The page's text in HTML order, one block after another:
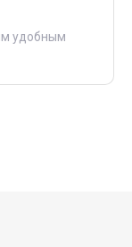
удобным